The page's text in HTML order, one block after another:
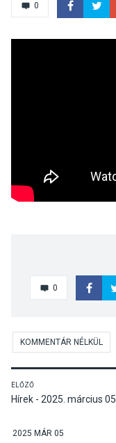
0
0
KOMMENTÁR NÉLKÜL
ELŐZŐ
Hírek - 2025. március 05.
2025 MÁR 05